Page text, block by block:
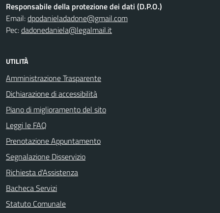
Responsabile della protezione dei dati (D.P.O.)
Email:dpodanieladadone@gmail.com
Pec:dadonedaniela@legalmail.it
UTILITÀ
Amministrazione Trasparente
Dichiarazione di accessibilità
Piano di miglioramento del sito
Leggi le FAQ
Prenotazione Appuntamento
Segnalazione Disservizio
Richiesta d'Assistenza
Bacheca Servizi
Statuto Comunale